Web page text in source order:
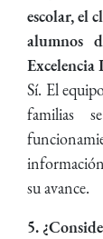
escolar, el
alumnos
Excelencia
Sí. El
familias
su avance.
5.